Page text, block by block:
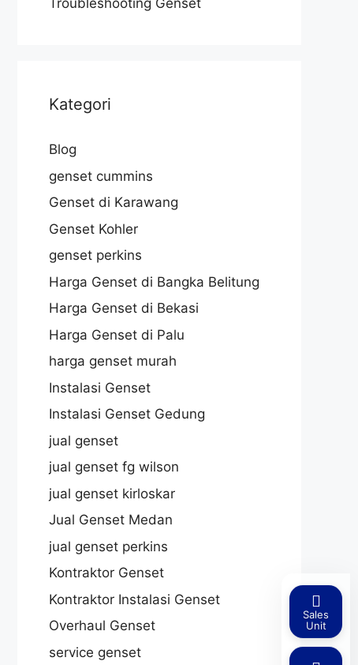
Troubleshooting Genset
Kategori
Blog
genset cummins
Genset di Karawang
Genset Kohler
genset perkins
Harga Genset di Bangka Belitung
Harga Genset di Bekasi
Harga Genset di Palu
harga genset murah
Instalasi Genset
Instalasi Genset Gedung
jual genset
jual genset fg wilson
jual genset kirloskar
Jual Genset Medan
jual genset perkins
Kontraktor Genset
Kontraktor Instalasi Genset
Overhaul Genset
service genset
Sales
Unit